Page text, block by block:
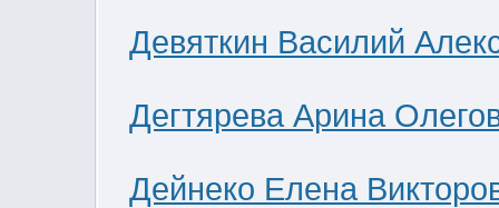
Девяткин Василий
Дегтярева Арина
Дейнеко Елена